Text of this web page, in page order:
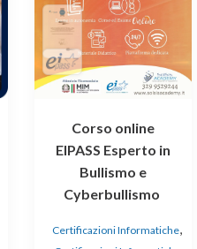
Corso online
EIPASS Esperto in
Bullismo e
Cyberbullismo
Certificazioni Informatiche,